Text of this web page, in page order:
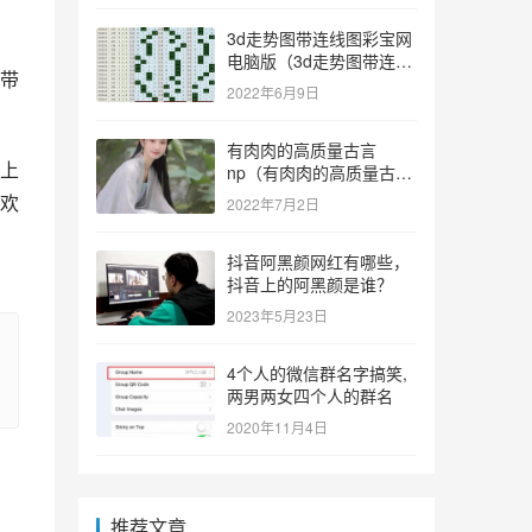
3d走势图带连线图彩宝网
电脑版（3d走势图带连线
图彩宝网手机版）
2022年6月9日
有肉肉的高质量古言
np（有肉肉的高质量古言
np推荐）
2022年7月2日
抖音阿黑颜网红有哪些，
抖音上的阿黑颜是谁？
2023年5月23日
4个人的微信群名字搞笑,
两男两女四个人的群名
2020年11月4日